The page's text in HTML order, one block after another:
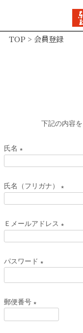
TOP 会員登録
下記の内容
氏名
(
須
)
氏名（フリガナ）
(
須
)
Ｅメールアドレス
(
須
パスワード
郵便番号
(